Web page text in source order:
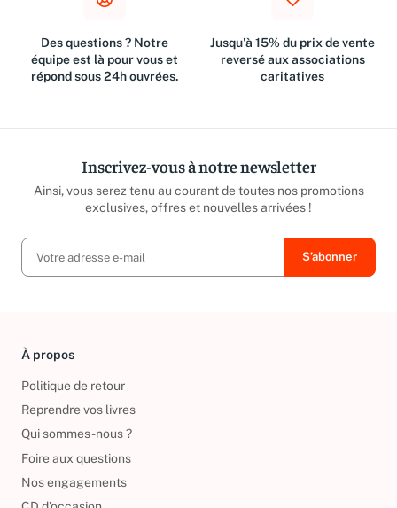
Des questions ? Notre
équipe est là pour vous et
répond sous 24h ouvrées.
Jusqu'à 15% du prix de vente
reversé aux associations
caritatives
Inscrivez-vous à notre newsletter
Ainsi, vous serez tenu au courant de toutes nos promotions
exclusives, offres et nouvelles arrivées !
À propos
Politique de retour
Reprendre vos livres
Qui sommes-nous ?
Foire aux questions
Nos engagements